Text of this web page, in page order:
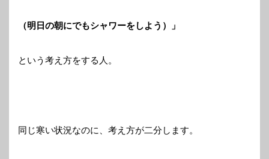
（明日の朝にでもシャワーをしよう）」
という考え方をする人。
同じ寒い状況なのに、考え方が二分します。